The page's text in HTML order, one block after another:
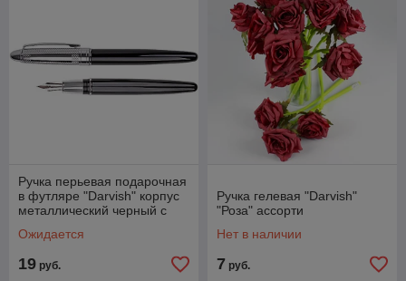
Ручка перьевая подарочная
в футляре "Darvish" корпус
металлический черный с
Ожидается
19 руб.
Ручка гелевая "Darvish"
"Роза" ассорти
Нет в наличии
7 руб.